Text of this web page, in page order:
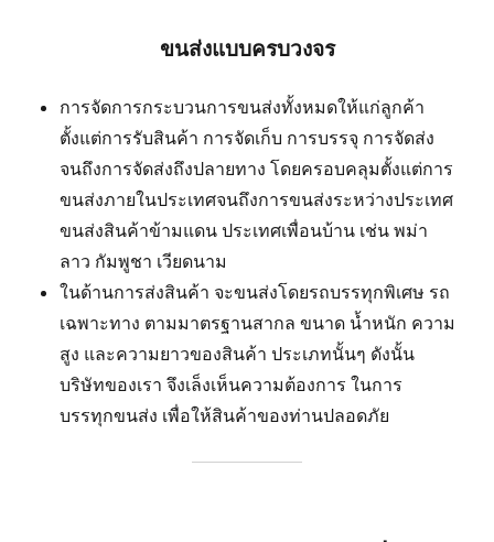
ขนส่งแบบครบวงจร
การจัดการกระบวนการขนส่งทั้งหมดให้แก่ลูกค้า
ตั้งแต่การรับสินค้า การจัดเก็บ การบรรจุ การจัดส่ง
จนถึงการจัดส่งถึงปลายทาง โดยครอบคลุมตั้งแต่การ
ขนส่งภายในประเทศจนถึงการขนส่งระหว่างประเทศ
ขนส่งสินค้าข้ามแดน ประเทศเพื่อนบ้าน เช่น พม่า
ลาว กัมพูชา เวียดนาม
ในด้านการส่งสินค้า จะขนส่งโดยรถบรรทุกพิเศษ รถ
เฉพาะทาง ตามมาตรฐานสากล ขนาด น้ำหนัก ความ
สูง และความยาวของสินค้า ประเภทนั้นๆ ดังนั้น
บริษัทของเรา จึงเล็งเห็นความต้องการ ในการ
บรรทุกขนส่ง เพื่อให้สินค้าของท่านปลอดภัย